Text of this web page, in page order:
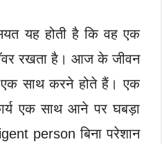
यह होती है कि वह एक
रखता है। आज के जीवन
एक साथ करने होते हैं। एक
एक साथ आने पर घबड़ा
person बिना परेशान